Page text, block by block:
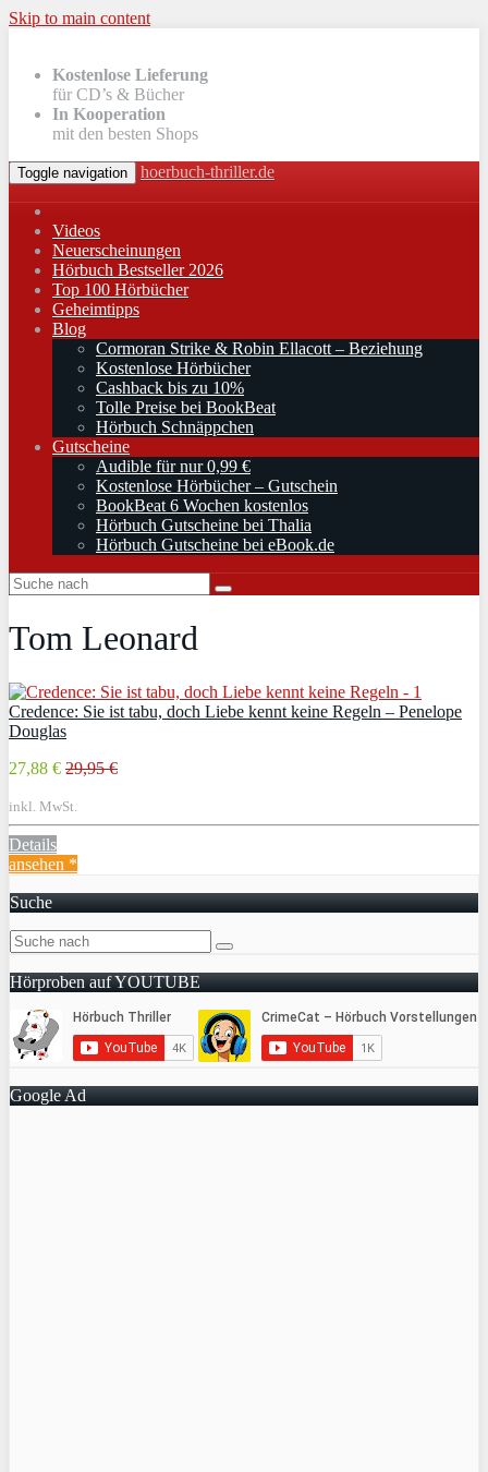
Skip to main content
Kostenlose Lieferung
für CD’s & Bücher
In Kooperation
mit den besten Shops
Toggle navigation hoerbuch-thriller.de
Videos
Neuerscheinungen
Hörbuch Bestseller 2026
Top 100 Hörbücher
Geheimtipps
Blog
Cormoran Strike & Robin Ellacott – Beziehung
Kostenlose Hörbücher
Cashback bis zu 10%
Tolle Preise bei BookBeat
Hörbuch Schnäppchen
Gutscheine
Audible für nur 0,99 €
Kostenlose Hörbücher – Gutschein
BookBeat 6 Wochen kostenlos
Hörbuch Gutscheine bei Thalia
Hörbuch Gutscheine bei eBook.de
Tom Leonard
Credence: Sie ist tabu, doch Liebe kennt keine Regeln – Penelope
Douglas
27,88 € 29,95 €
inkl. MwSt.
Details
ansehen *
Suche
Hörproben auf YOUTUBE
Google Ad